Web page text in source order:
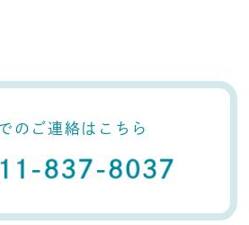
のご連絡はこちら